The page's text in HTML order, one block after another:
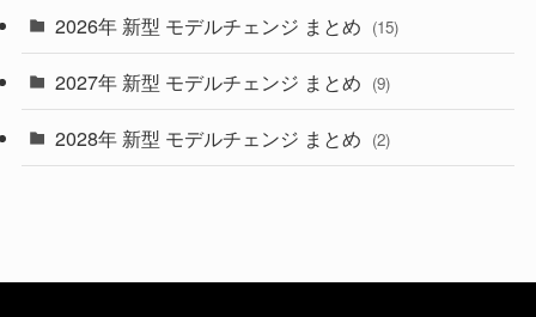
(4)
(1)
2026年 新型 モデルチェンジ まとめ (15)
2027年 新型 モデルチェンジ まとめ (9)
2028年 新型 モデルチェンジ まとめ (2)